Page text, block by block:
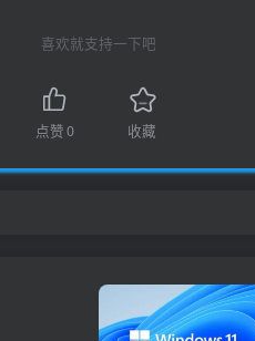
喜欢就支持一下吧
点赞0 收藏